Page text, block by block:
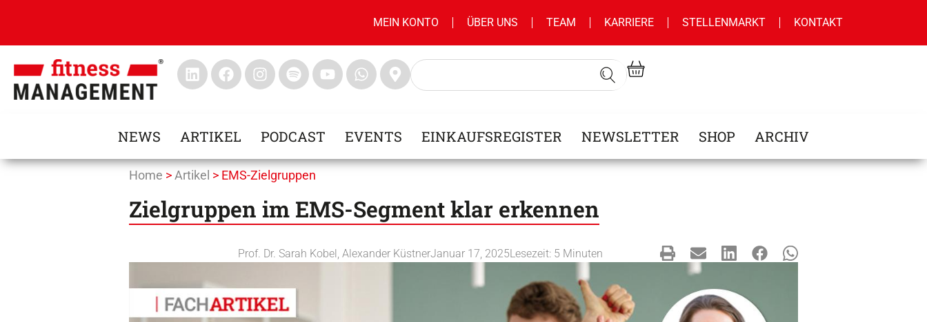
MEIN KONTO ÜBER UNS TEAM KARRIERE STELLENMARKT KONTAKT
NEWS ARTIKEL PODCAST EVENTS EINKAUFSREGISTER NEWSLETTER SHOP ARCHIV
Home > Artikel > EMS-Zielgruppen
Zielgruppen im EMS-Segment klar erkennen
Prof. Dr. Sarah Kobel ,Alexander KüstnerJanuar 17, 2025Lesezeit: 5 Minuten